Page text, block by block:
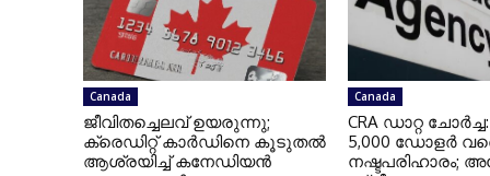
Canada
ജീവിതച്ചെലവ് ഉയരുന്നു;
ക്രെഡിറ്റ് കാർഡിനെ കൂടുതൽ
ആശ്രയിച്ച് കനേഡിയൻ
Canada
CRA ഡാറ്റ
5,000 ഡോളർ
നഷ്ടപരിഹാരം;